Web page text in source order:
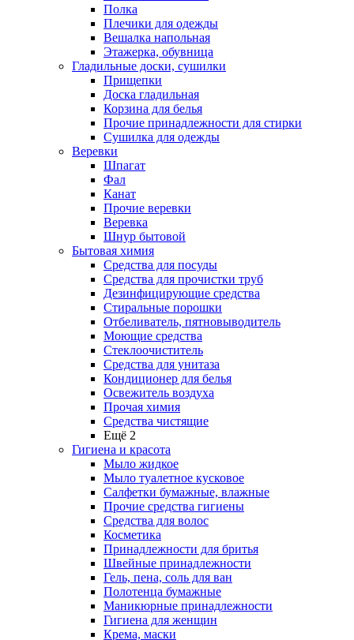
Полка
Плечики для одежды
Вешалка напольная
Этажерка, обувница
Гладильные доски, сушилки
Прищепки
Доска гладильная
Корзина для белья
Прочие принадлежности для стирки
Сушилка для одежды
Веревки
Шпагат
Фал
Канат
Прочие веревки
Веревка
Шнур бытовой
Бытовая химия
Средства для посуды
Средства для прочистки труб
Дезинфицирующие средства
Стиральные порошки
Отбеливатель, пятновыводитель
Моющие средства
Стеклоочиститель
Средства для унитаза
Кондиционер для белья
Освежитель воздуха
Прочая химия
Средства чистящие
Ещё 2
Гигиена и красота
Мыло жидкое
Мыло туалетное кусковое
Салфетки бумажные, влажные
Прочие средства гигиены
Средства для волос
Косметика
Принадлежности для бритья
Швейные принадлежности
Гель, пена, соль для ван
Полотенца бумажные
Маникюрные принадлежности
Гигиена для женщин
Крема, маски